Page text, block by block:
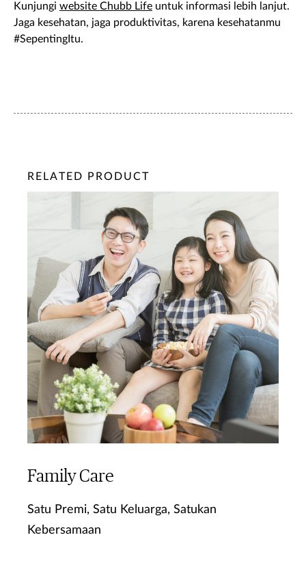
Kunjungi website Chubb Life untuk informasi lebih lanjut.
Jaga kesehatan, jaga produktivitas, karena kesehatanmu
#SepentingItu.
RELATED PRODUCT
Family Care
Satu Premi, Satu Keluarga, Satukan
Kebersamaan